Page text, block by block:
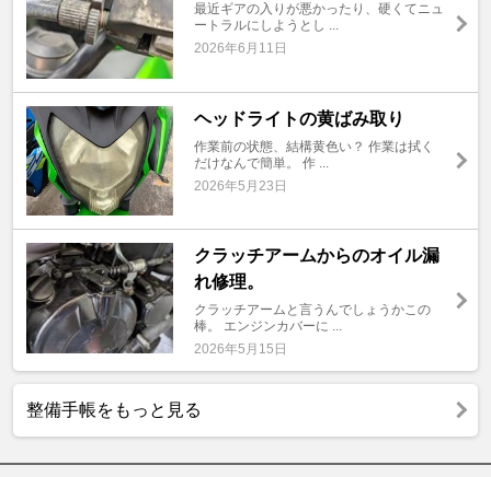
最近ギアの入りが悪かったり、硬くてニュ
ートラルにしようとし ...
2026年6月11日
ヘッドライトの黄ばみ取り
作業前の状態、結構黄色い？ 作業は拭く
だけなんで簡単。 作 ...
2026年5月23日
クラッチアームからのオイル漏
れ修理。
クラッチアームと言うんでしょうかこの
棒。 エンジンカバーに ...
2026年5月15日
整備手帳をもっと見る